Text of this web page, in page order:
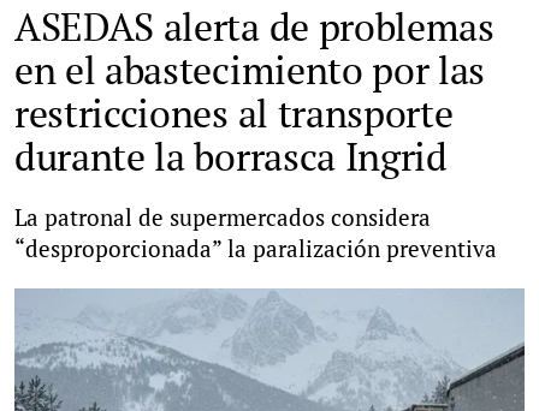
ASEDAS alerta de problemas
en el abastecimiento por las
restricciones al transporte
durante la borrasca Ingrid
La patronal de supermercados considera
“desproporcionada” la paralización preventiva